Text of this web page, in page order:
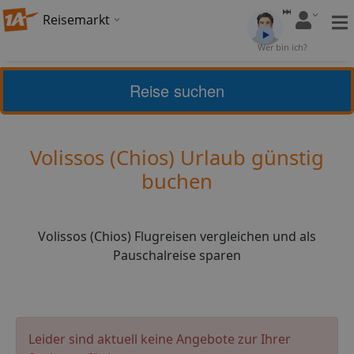
Reisemarkt
Wer bin ich?
Chios
4,41 (5) Bewerten
Volissos (Chios) Urlaub günstig
buchen
Volissos (Chios) Flugreisen vergleichen und als
Pauschalreise sparen
Reise suchen
Leider sind aktuell keine Angebote zur Ihrer